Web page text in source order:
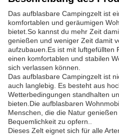
Das aufblasbare Campingzelt ist
komfortablen und geräumigen
bietet.So kannst du mehr Zeit
genießen und weniger Zeit damit
aufzubauen.Es ist mit luftgefüllten
einen komfortablen und stabilen
sich verlassen können.
Das aufblasbare Campingzelt ist
auch langlebig. Es besteht aus
Wetterbedingungen standhalten
bieten.Die aufblasbaren
Menschen, die die Natur
Bequemlichkeit zu opfern..
Dieses Zelt eignet sich für alle